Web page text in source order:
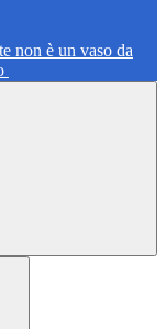
non è un vaso da